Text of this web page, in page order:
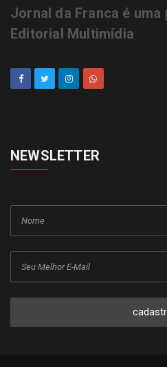
Jornal da Franca é
Editorial Multimídia
NEWSLETTER